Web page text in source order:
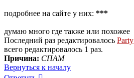
подробнее на сайте у них: ***
думаю много где также или похожее
Последний раз редактировалось Party
всего редактировалось 1 раз.
Причина: СПАМ
Вернуться к началу
Ответить